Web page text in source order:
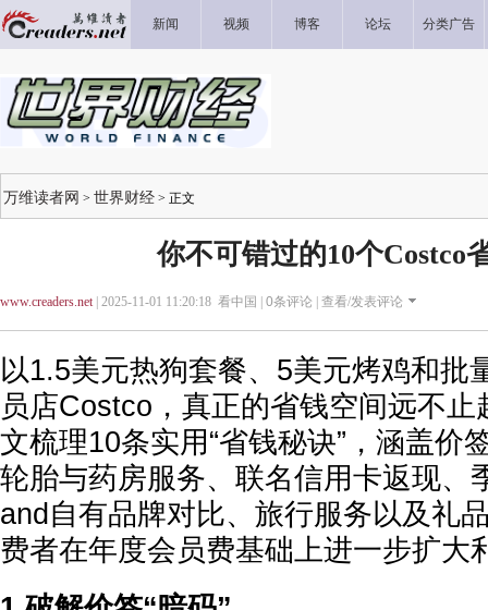
新闻 视频 博客 论坛 分类广告
万维读者网 > 世界财经 > 正文
你不可错过的10个Costco
www.creaders.net| 2025-11-01 11:20:18 看中国 | 0条评论 | 查看/发表评论
以1.5美元热狗套餐、5美元烤鸡和批
员店Costco，真正的省钱空间远不
文梳理10条实用“省钱秘诀”，涵盖价
轮胎与药房服务、联名信用卡返现、
and自有品牌对比、旅行服务以及礼
费者在年度会员费基础上进一步扩大